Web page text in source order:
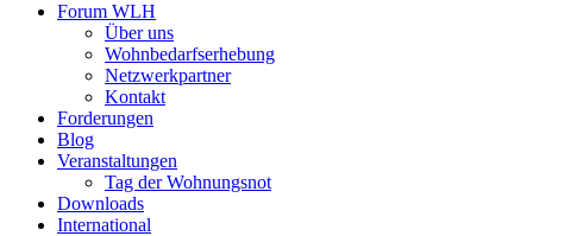
Forum WLH
Über uns
Wohnbedarfserhebung
Netzwerkpartner
Kontakt
Forderungen
Blog
Veranstaltungen
Tag der Wohnungsnot
Downloads
International